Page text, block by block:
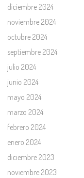
diciembre 2024
noviembre 2024
octubre 2024
septiembre 2024
julio 2024
junio 2024
mayo 2024
marzo 2024
febrero 2024
enero 2024
diciembre 2023
noviembre 2023